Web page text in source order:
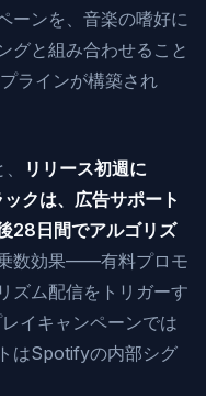
ーンを、音楽の嗜好に
グと組み合わせること
ラインが構築され
リリース初週に
クは、広告サポート
28日間でアルゴリズ
数効果——有料プロモ
ズム配信をトリガーす
イキャンペーンでは
はSpotifyの内部シグ